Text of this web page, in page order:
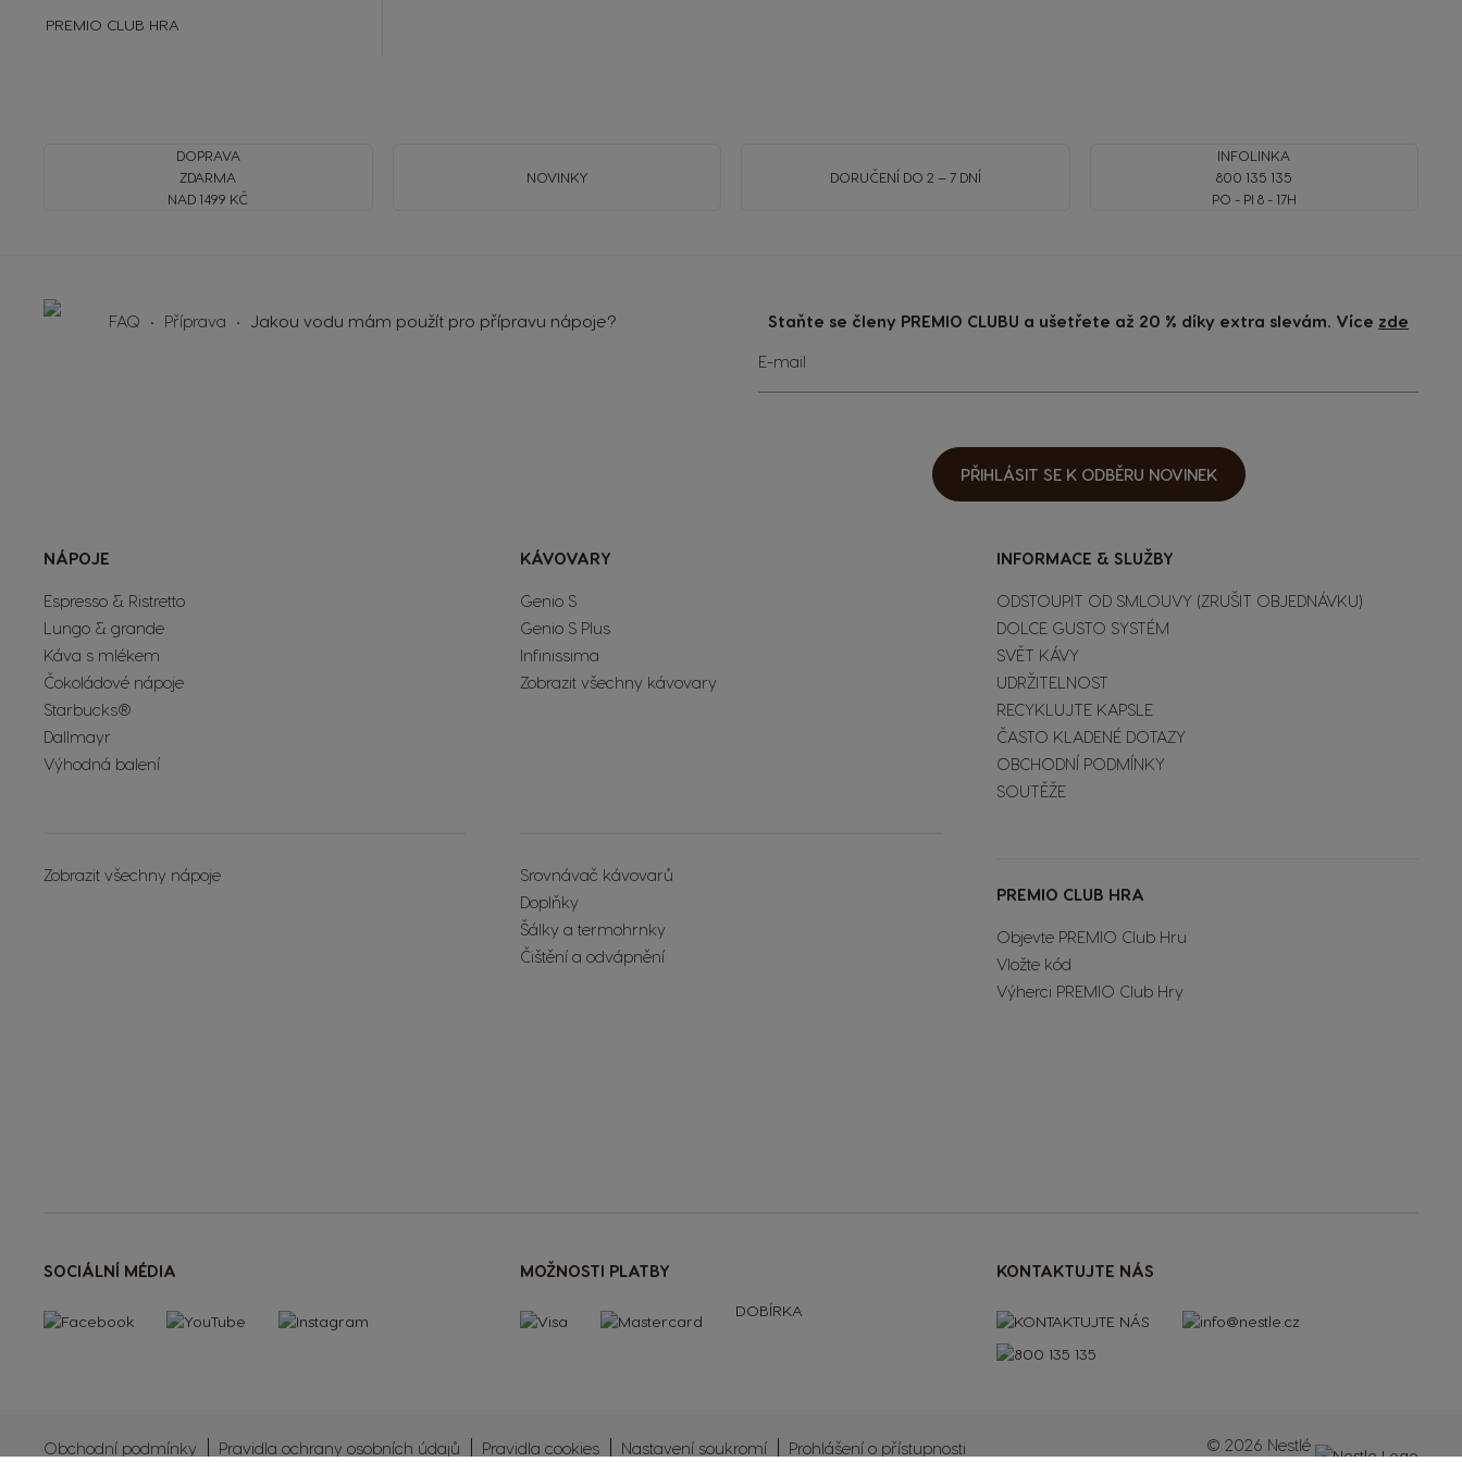
PREMIO CLUB HRA
DOPRAVA
ZDARMA
NAD 1499 KČ
NOVINKY DORUČENÍ DO 2 – 7 DNÍ
INFOLINKA
800 135 135
PO - PI 8 - 17H
FAQ Příprava Jakou vodu mám použít pro přípravu nápoje? Staňte se členy PREMIO CLUBU a ušetřete až 20 % díky extra slevám. Více zde
Přihlaste
se
k
E-mail
PŘIHLÁSIT SE K ODBĚRU NOVINEK
NÁPOJE
Espresso & Ristretto
Lungo & grande
Káva s mlékem
Čokoládové nápoje
Starbucks®
Dallmayr
Výhodná balení
Zobrazit všechny nápoje
KÁVOVARY
Genio S
Genio S Plus
Infinissima
Zobrazit všechny kávovary
Srovnávač kávovarů
Doplňky
Šálky a termohrnky
Čištění a odvápnění
INFORMACE & SLUŽBY
ODSTOUPIT OD SMLOUVY (ZRUŠIT OBJEDNÁVKU)
DOLCE GUSTO SYSTÉM
SVĚT KÁVY
UDRŽITELNOST
RECYKLUJTE KAPSLE
ČASTO KLADENÉ DOTAZY
OBCHODNÍ PODMÍNKY
SOUTĚŽE
PREMIO CLUB HRA
Objevte PREMIO Club Hru
Vložte kód
Výherci PREMIO Club Hry
SOCIÁLNÍ MÉDIA MOŽNOSTI PLATBY
DOBÍRKA
KONTAKTUJTE NÁS
Obchodní podmínky Pravidla ochrany osobních údajů Pravidla cookies Nastavení soukromí Prohlášení o přístupnosti © 2026 Nestlé